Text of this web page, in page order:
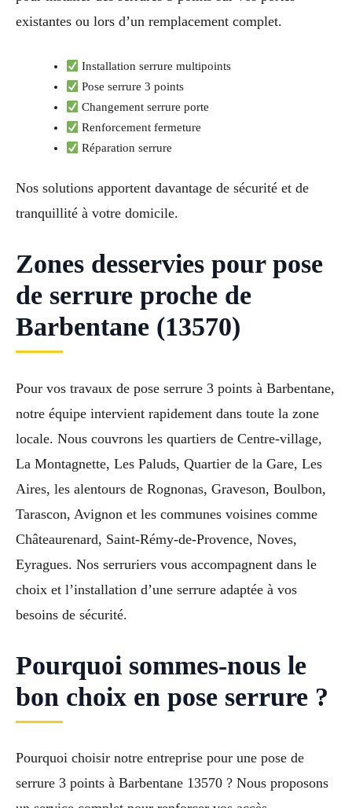
existantes ou lors d’un remplacement complet.
Installation serrure multipoints
Pose serrure 3 points
Changement serrure porte
Renforcement fermeture
Réparation serrure
Nos solutions apportent davantage de sécurité et de
tranquillité à votre domicile.
Zones desservies pour pose
de serrure proche de
Barbentane (13570)
Pour vos travaux de pose serrure 3 points à Barbentane,
notre équipe intervient rapidement dans toute la zone
locale. Nous couvrons les quartiers de Centre-village,
La Montagnette, Les Paluds, Quartier de la Gare, Les
Aires, les alentours de Rognonas, Graveson, Boulbon,
Tarascon, Avignon et les communes voisines comme
Châteaurenard, Saint-Rémy-de-Provence, Noves,
Eyragues. Nos serruriers vous accompagnent dans le
choix et l’installation d’une serrure adaptée à vos
besoins de sécurité.
Pourquoi sommes-nous le
bon choix en pose serrure ?
Pourquoi choisir notre entreprise pour une pose de
serrure 3 points à Barbentane 13570 ? Nous proposons